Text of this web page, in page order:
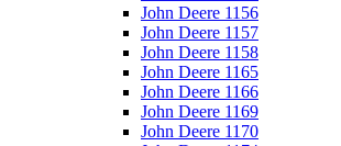
John Deere 1156
John Deere 1157
John Deere 1158
John Deere 1165
John Deere 1166
John Deere 1169
John Deere 1170